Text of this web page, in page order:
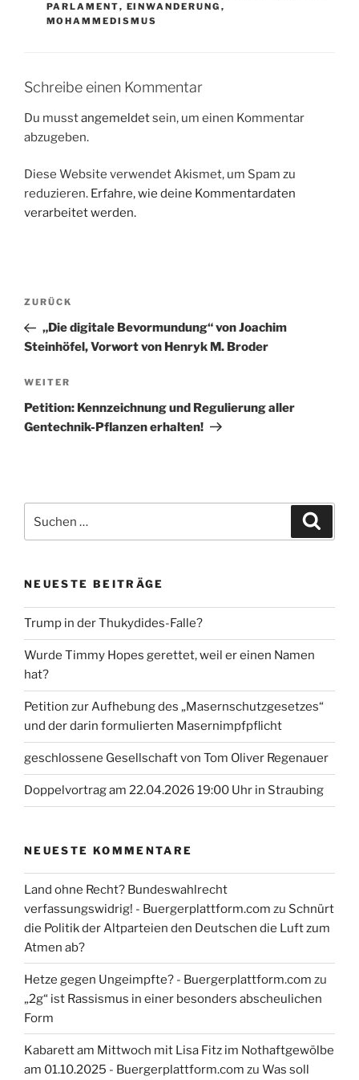
PARLAMENT, EINWANDERUNG ,
MOHAMMEDISMUS
Schreibe einen Kommentar
Du musstangemeldetsein, um einen Kommentar
abzugeben.
Diese Website verwendet Akismet, um Spam zu
reduzieren. Erfahre, wie deine Kommentardaten
verarbeitet werden.
Beitragsnavigation
Vorheriger
Beitrag
ZURÜCK
„Die digitale Bevormundung“ von Joachim
Steinhöfel, Vorwort von Henryk M. Broder
Nächster
Beitrag
WEITER
Petition: Kennzeichnung und Regulierung aller
Gentechnik-Pflanzen erhalten!
nach:
NEUESTE BEITRÄGE
Trump in der Thukydides-Falle?
Wurde Timmy Hopes gerettet, weil er einen Namen
hat?
Petition zur Aufhebung des „Masernschutzgesetzes“
und der darin formulierten Masernimpfpflicht
geschlossene Gesellschaft von Tom Oliver Regenauer
Doppelvortrag am 22.04.2026 19:00 Uhr in Straubing
NEUESTE KOMMENTARE
Land ohne Recht? Bundeswahlrecht
verfassungswidrig! - Buergerplattform.com zu Schnürt
die Politik der Altparteien den Deutschen die Luft zum
Atmen ab?
Hetze gegen Ungeimpfte? - Buergerplattform.com zu
„2g“ ist Rassismus in einer besonders abscheulichen
Form
Kabarett am Mittwoch mit Lisa Fitz im Nothaftgewölbe
am 01.10.2025 - Buergerplattform.com zu Was soll